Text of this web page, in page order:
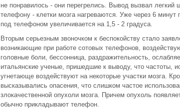
не понравилось - они перегрелись. Вывод вызвал легкий
телефону - клетки мозга нагреваются. Уже через 6 минут
под телефоном увеличивается на 1,5 - 2 градуса.
Вторым серьезным звоночком к беспокойству стало
возникающие при работе сотовых телефонов,
головные боли, бессонница, раздражительность,
итальянские ученые, пришедшие к выводу, что частоты,
угнетающе воздействуют на некоторые участки мозга.
высказывались опасения, что слишком частое
злокачественной опухоли мозга. Причем опухоль
обычно прикладывают телефон.